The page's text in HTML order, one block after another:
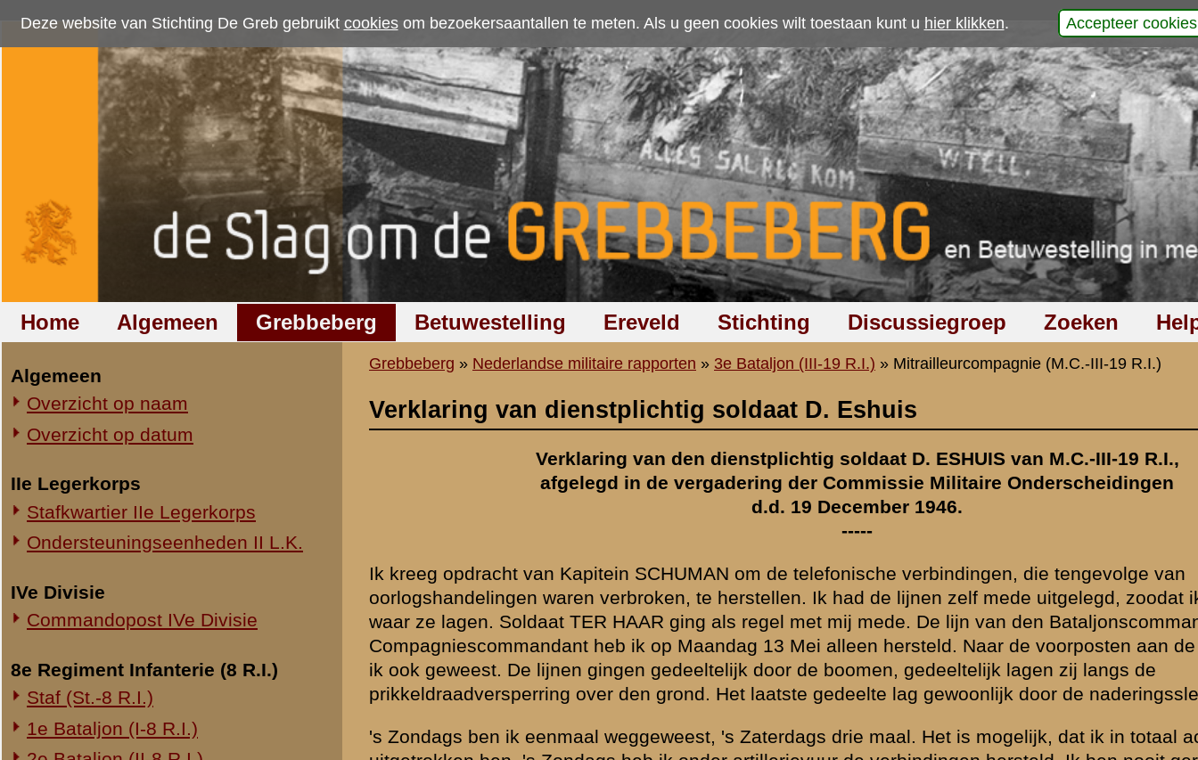
Deze website van Stichting De Greb gebruikt cookies om bezoekersaantallen te meten. Als u geen cookies wilt toestaan kunt u hier klikken Accepteer cookies
Home Grebbeberg Betuwestelling Ereveld Stichting Discussiegroep Zoeken Help
Algemeen
Overzicht op naam
IIe Legerkorps
Stafkwartier IIe Legerkorps
IVe Divisie
Commandopost IVe Divisie
8e Regiment Infanterie (8 R.I.)
1e Bataljon (I-8 R.I.)
2e Bataljon (II-8 R.I.)
3e Bataljon (III-8 R.I.)
Ondersteuningseenheden 8 R.I.
2e Bataljon (II-11 R.I.)
3e Bataljon (III-11 R.I.)
19e Regiment Infanterie (19 R.I.)
Staf (St.-19 R.I.)
1e Bataljon (I-19 R.I.)
2e Bataljon (II-19 R.I.)
3e Bataljon (III-19 R.I.)
Grebbeberg Nederlandse militaire rapporten »3e Bataljon (III-19 R.I.)» Mitrailleurcompagnie (M.C.-III-19 R.I.)
Verklaring van dienstplichtig soldaat D. Eshuis
Verklaring van den dienstplichtig soldaat D. ESHUIS van M.C.-III-19 R.I.,
afgelegd in de vergadering der Commissie Militaire Onderscheidingen
d.d. 19 December 1946.
oorlogshandelingen waren verbroken, te herstellen. Ik had de lijnen zelf mede uitgelegd, zoodat ik precies wist,
waar ze lagen. Soldaat TER HAAR ging als regel met mij mede. De lijn van den Bataljonscommandant naar den
Compagniescommandant heb ik op Maandag 13 Mei alleen hersteld. Naar de voorposten aan de Maatsteeg ben
prikkeldraadversperring over den grond. Het laatste gedeelte lag gewoonlijk door de naderingssleuven.
's Zondags ben ik eenmaal weggeweest, 's Zaterdags drie maal. Het is mogelijk, dat ik in totaal acht maal er op
uitgetrokken ben. 's Zondags heb ik onder artillerievuur de verbindingen hersteld. Ik ben nooit geraakt, hoewel de
granaten op 50 meter afstand van mij sprongen.
TER HAAR en ik alleen waren bestemd voor bediening van het toestel in den commandopost en voor het herstel
Bij den Luitenant STORMS ben ik ook geweest. In de koepelkazemat ben ik echter alleen geweest op 10 Mei om
de verbinding tot stand te brengen. Ik heb toen geen vuur ontvangen.
In hoofdzaak ben ik onder vuur geweest toen ik naar den Bataljonscommandopost ging en naar de Vickers-sectie.
De laatste beide dagen was er vrijwel doorloopend artillerievuur, soms hevig, soms minder erg.
's Maandags werkte alleen nog de verbinding tusschen den Bataljonscommandant en Compagniescommandant
en de lijn naar de Vickers-sectie.
Lang heb ik tengevolge van artillerievuur nooit dekking behoeven te zoeken; de langste tijd was ongeveer een half